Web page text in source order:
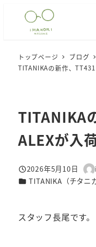
トップページ ブログ
TITANIKAの新作、
TITANIKA
ALEXが入
投稿日
2026年5月10日
著
者
カテゴリー
TITANIKA（チタニカ
スタッフ長尾です。